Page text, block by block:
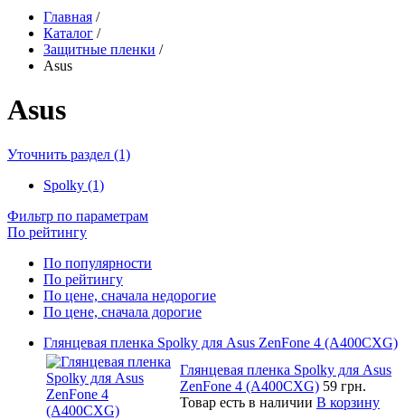
Главная /
Каталог /
Защитные пленки /
Asus
Asus
Уточнить раздел (1)
Spolky (1)
Фильтр по параметрам
По рейтингу
По популярности
По рейтингу
По цене, сначала недорогие
По цене, сначала дорогие
Глянцевая пленка Spolky для Asus ZenFone 4 (A400CXG)
Глянцевая пленка Spolky для Asus
ZenFone 4 (A400CXG) 59 грн.
Товар есть в наличии В корзину